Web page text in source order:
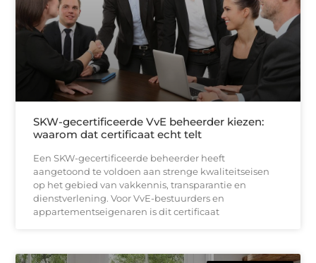
SKW-gecertificeerde VvE beheerder kiezen:
waarom dat certificaat echt telt
Een SKW-gecertificeerde beheerder heeft
aangetoond te voldoen aan strenge kwaliteitseisen
op het gebied van vakkennis, transparantie en
dienstverlening. Voor VvE-bestuurders en
appartementseigenaren is dit certificaat